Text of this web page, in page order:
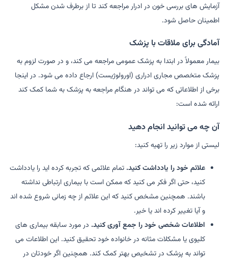
آزمایش های بررسی خون در ادرار مراجعه کند تا از برطرف شدن مشکل
اطمینان حاصل شود.
آمادگی برای ملاقات با پزشک
بیمار معمولاً در ابتدا به پزشک عمومی مراجعه می کند، و در صورت لزوم به
پزشک متخصص مجاری ادراری (اورولوژیست) ارجاع داده می شود. در اینجا
برخی از اطلاعاتی که می تواند در هنگام مراجعه به پزشک به شما کمک کند
ارائه شده است:
آن چه می توانید انجام دهید
لیستی از موارد زیر را تهیه کنید:
علائم خود را یادداشت کنید. تمام علائمی که تجربه کرده اید را یادداشت
کنید، حتی اگر فکر می کنید که ممکن است با بیماری ارتباطی نداشته
باشند. همچنین مشخص کنید که این علائم از چه زمانی شروع شده اند
و آیا تغییر کرده اند یا خیر.
اطلاعات شخصی خود را جمع آوری کنید. در مورد سابقه بیماری های
کلیوی یا مشکلات مثانه در خانواده خود تحقیق کنید. این اطلاعات می
تواند به پزشک در تشخیص بهتر کمک کند. همچنین اگر خودتان در